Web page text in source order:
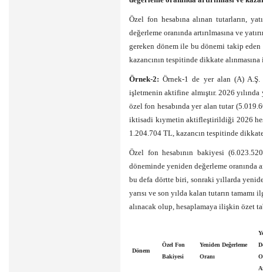
Özel fon hesabına alınan tutarların,
değerleme oranında artırılmasına ve
gereken dönem ile bu dönemi takip
kazancının tespitinde dikkate
Örnek-2: Örnek-1 de yer alan (A) A.Ş.
işletmenin aktifine almıştır. 2026 yılında
özel fon hesabında yer alan tutar
iktisadi kıymetin aktifleştirildiği 2026
1.204.704 TL, kazancın tespitinde
Özel fon hesabının bakiyesi
döneminde yeniden değerleme oranında
bu defa dörtte biri, sonraki yıllarda
yarısı ve son yılda kalan tutarın
alınacak olup, hesaplamaya ilişkin özet
Dönem
Özel Fon
Bakiyesi
Yeniden Değerleme
Oranı